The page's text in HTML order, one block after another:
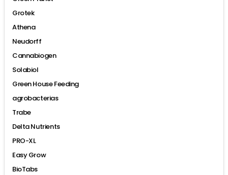
Grotek
Athena
Neudorff
Cannabiogen
Solabiol
Green House Feeding
agrobacterias
Trabe
Delta Nutrients
PRO-XL
Easy Grow
BioTabs